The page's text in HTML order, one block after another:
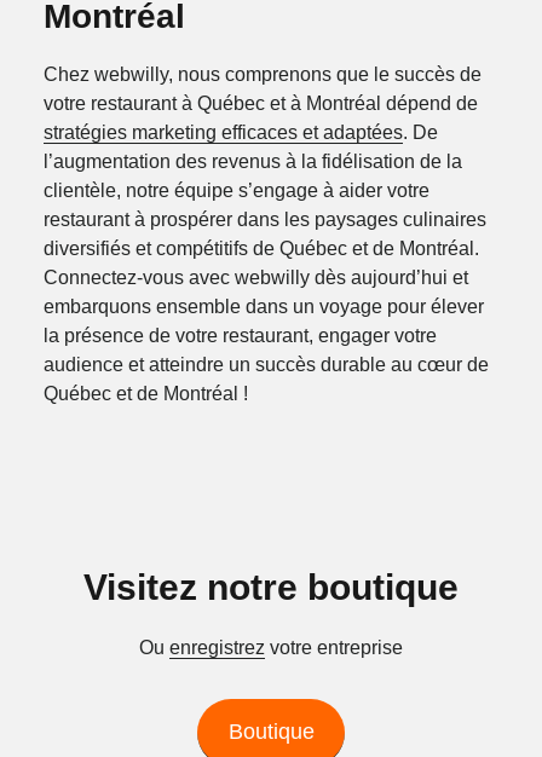
Montréal
Chez webwilly, nous comprenons que le succès de
votre restaurant à Québec et à Montréal dépend de
stratégies marketing efficaces et adaptées. De
l’augmentation des revenus à la fidélisation de la
clientèle, notre équipe s’engage à aider votre
restaurant à prospérer dans les paysages culinaires
diversifiés et compétitifs de Québec et de Montréal.
Connectez-vous avec webwilly dès aujourd’hui et
embarquons ensemble dans un voyage pour élever
la présence de votre restaurant, engager votre
audience et atteindre un succès durable au cœur de
Québec et de Montréal !
Visitez notre boutique
Ou enregistrez votre entreprise
Boutique